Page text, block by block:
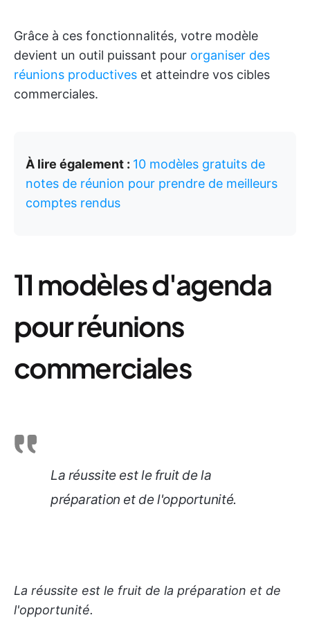
Grâce à ces fonctionnalités, votre modèle
devient un outil puissant pour organiser des
réunions productives et atteindre vos cibles
commerciales.
À lire également : 10 modèles gratuits de
notes de réunion pour prendre de meilleurs
comptes rendus
11 modèles d'agenda
pour réunions
commerciales
La réussite est le fruit de la
préparation et de l'opportunité.
La réussite est le fruit de la préparation et de
l'opportunité.